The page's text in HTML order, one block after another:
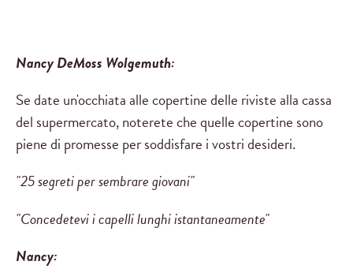
Nancy DeMoss Wolgemuth:
Se date un'occhiata alle copertine delle riviste alla cassa
del supermercato, noterete che quelle copertine sono
piene di promesse per soddisfare i vostri desideri.
"25 segreti per sembrare giovani"
"Concedetevi i capelli lunghi istantaneamente"
Nancy: